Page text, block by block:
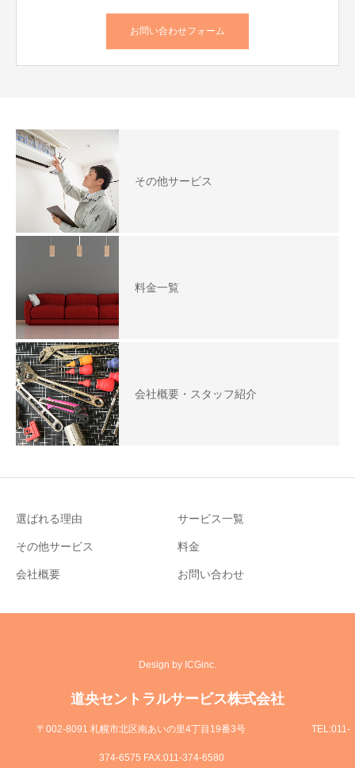
お問い合わせフォーム
その他サービス
料金一覧
会社概要・スタッフ紹介
選ばれる理由 サービス一覧
その他サービス 料金
会社概要 お問い合わせ
Design by ICGinc.
道央セントラルサービス株式会社
〒002-8091 札幌市北区南あいの里4丁目19番3号 TEL:011-
374-6575 FAX:011-374-6580